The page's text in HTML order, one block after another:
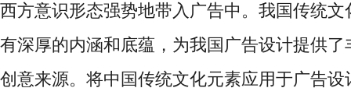
西方意识形态强势地带入广告中。我国传统文
有深厚的内涵和底蕴，为我国广告设计提供了
创意来源。将中国传统文化元素应用于广告设